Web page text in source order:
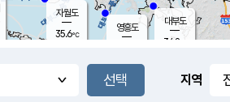
풍도
영흥도
자월도
35.6℃
대부도
34.8
지역